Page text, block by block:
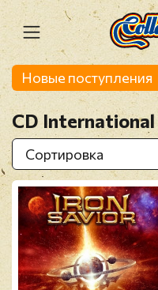
Новые поступления
CD International